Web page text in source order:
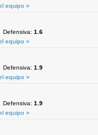
equipo »
Defensiva: 1.6
equipo »
Defensiva: 1.9
equipo »
Defensiva: 1.9
equipo »